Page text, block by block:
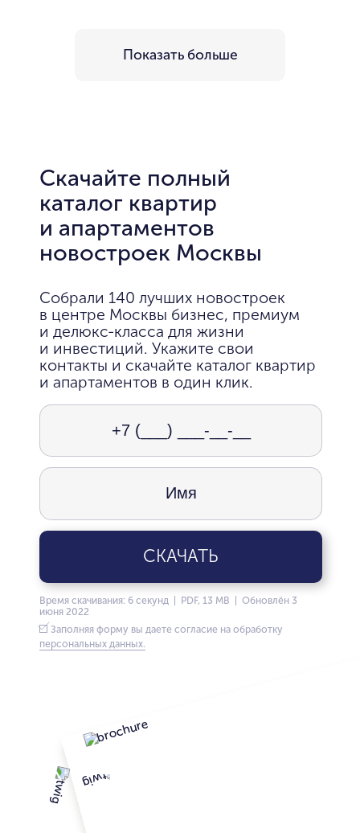
Показать больше
Скачайте полный
каталог квартир
и апартаментов
новостроек Москвы
Собрали 140 лучших новостроек
в центре Москвы бизнес, премиум
и делюкс-класса для жизни
и инвестиций. Укажите свои
контакты и скачайте каталог квартир
и апартаментов в один клик.
СКАЧАТЬ
Время скачивания: 6 секунд | PDF, 13 MB | Обновлён 3
июня 2022
Заполняя форму вы даете согласие на обработку
персональных данных.